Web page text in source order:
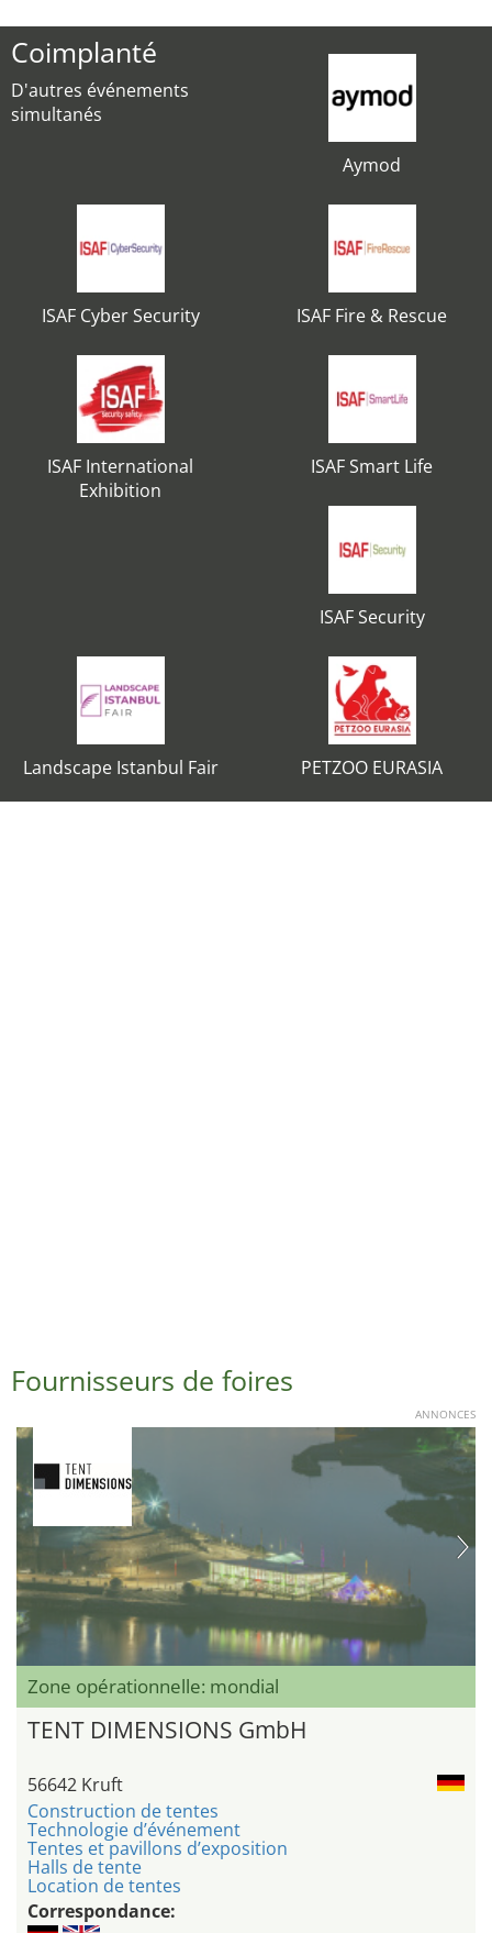
Coimplanté
D'autres événements
simultanés
Aymod
ISAF Cyber Security ISAF Fire & Rescue
ISAF International
Exhibition
ISAF Smart Life
ISAF Security
Landscape Istanbul Fair PETZOO EURASIA
Fournisseurs de foires
ANNONCES
Zone opérationnelle: mondial
TENT DIMENSIONS GmbH
56642 Kruft
Construction de tentes
Technologie d’événement
Tentes et pavillons d’exposition
Halls de tente
Location de tentes
Correspondance: